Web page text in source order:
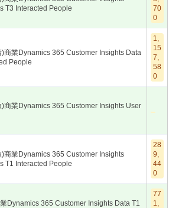
T3 Interacted People
70
0
)商業Dynamics 365 Customer Insights Data
People
1,
15
7,
58
0
)商業Dynamics 365 Customer Insights User
)商業Dynamics 365 Customer Insights
T1 Interacted People
28
9,
44
0
Dynamics 365 Customer Insights Data T1
77
1,